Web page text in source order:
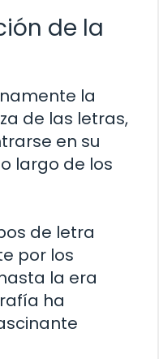
de la
la
de las letras,
en su
largo de los
de letra
por los
la era
ha